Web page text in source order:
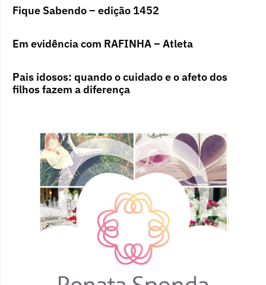
Fique Sabendo – edição 1452
Em evidência com RAFINHA – Atleta
Pais idosos: quando o cuidado e o afeto dos
filhos fazem a diferença